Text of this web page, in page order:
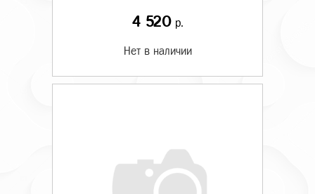
4 520р.
Нет в наличии